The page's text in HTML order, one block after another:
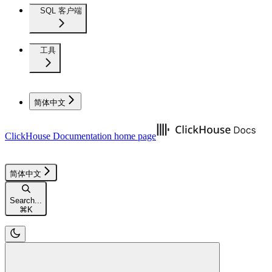
SQL 客户端
工具
简体中文
ClickHouse Documentation home page
简体中文
Search...
⌘ K